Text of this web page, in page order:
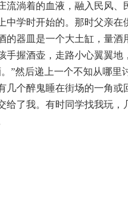
淌着的血液，融入民风、
中学时开始的。那时父亲
的器皿是一个大土缸，量
手握酒壶，走路小心翼翼
”然后递上一个不知从哪
个醉鬼睡在街场的一角或
给了我。有时同学找我玩